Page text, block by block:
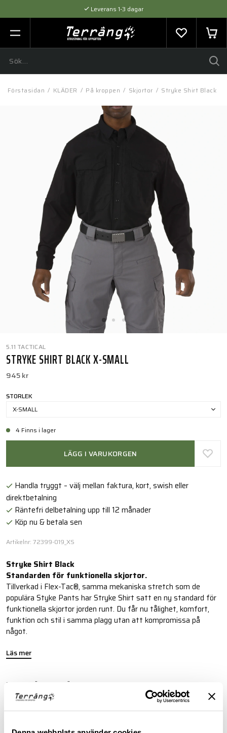
Leverans 1-3 dagar
Flexibel betalning med SVEA
Expertråd & Kvalitetsprodukter
Förstasidan / KLÄDER / På kroppen / Skjortor / Stryke Shirt Black
5.11 TACTICAL
STRYKE SHIRT BLACK X-SMALL
945 kr
STORLEK
X-SMALL
4 Finns i lager
LÄGG I VARUKORGEN
Handla tryggt – välj mellan faktura, kort, swish eller
direktbetalning
Räntefri delbetalning upp till 12 månader
Köp nu & betala sen
Artikelnr: 72399-019_XS
Stryke Shirt Black
Standarden för funktionella skjortor.
Tillverkad i Flex-Tac®, samma mekaniska stretch som de
populära Styke Pants har Stryke Shirt satt en ny standard för
funktionella skjortor jorden runt. Du får nu tålighet, komfort,
funktion och stil i samma plagg utan att kompromissa på
något.
Läs mer
FINNS I FÖLJANDE FÄRGER